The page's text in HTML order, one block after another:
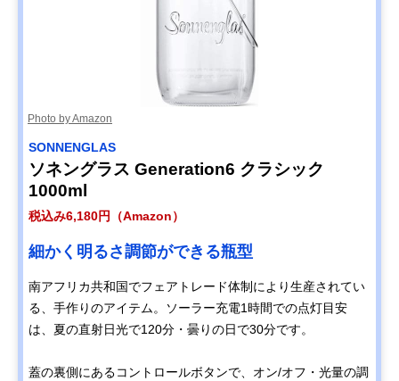
Photo by Amazon
SONNENGLAS
ソネングラス Generation6 クラシック
1000ml
税込み6,180円（Amazon）
細かく明るさ調節ができる瓶型
南アフリカ共和国でフェアトレード体制により生産されてい
る、手作りのアイテム。ソーラー充電1時間での点灯目安
は、夏の直射日光で120分・曇りの日で30分です。
蓋の裏側にあるコントロールボタンで、オン/オフ・光量の調